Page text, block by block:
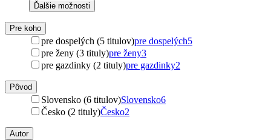
Ďalšie možnosti
Pre koho
pre dospelých (5 titulov)pre dospelých5
pre ženy (3 tituly)pre ženy3
pre gazdinky (2 tituly)pre gazdinky2
Pôvod
Slovensko (6 titulov)Slovensko6
Česko (2 tituly)Česko2
Autor